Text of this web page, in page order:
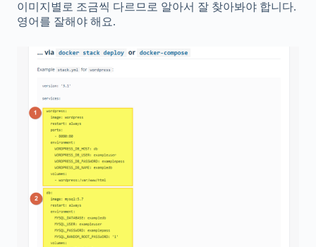
이미지별로 조금씩 다르므로 알아서 잘 찾아봐야 합니다.
영어를 잘해야 해요.